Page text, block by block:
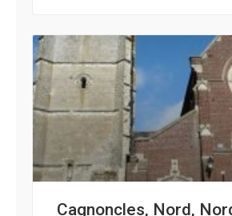
Cagnoncles, Nord,